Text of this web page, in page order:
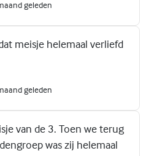
geleden
meisje helemaal verliefd
geleden
van de 3. Toen we terug
was zij helemaal